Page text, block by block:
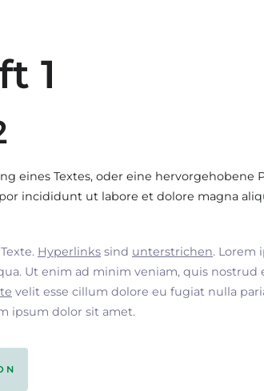
1
eines Textes, oder eine hervorgehobene
incididunt ut labore et dolore magna
Hyperlinks sind unterstrichen. Lorem
Ut enim ad minim veniam, quis
velit esse cillum dolore eu fugiat nulla
ipsum dolor sit amet.